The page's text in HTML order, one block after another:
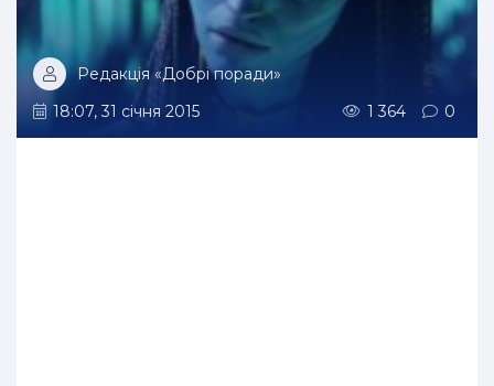
Редакція «Добрі поради»
18:07, 31 січня 2015
1 364 0